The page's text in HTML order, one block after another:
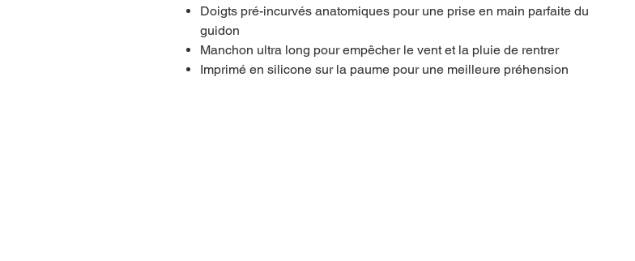
Doigts pré-incurvés anatomiques pour une prise en main parfaite du
guidon
Manchon ultra long pour empêcher le vent et la pluie de rentrer
Imprimé en silicone sur la paume pour une meilleure préhension